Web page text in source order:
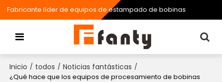
Fabricante líder de equipos de estampado de bobinas
Inicio / todos / Noticias fantásticas /
¿Qué hace que los equipos de procesamiento de bobinas